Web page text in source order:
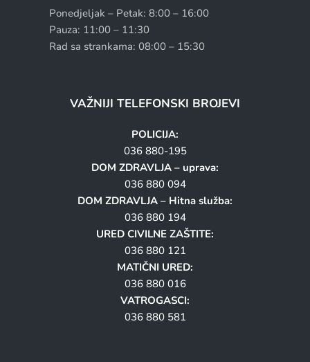
Ponedjeljak – Petak: 8:00 – 16:00
Pauza: 11:00 – 11:30
Rad sa strankama: 08:00 – 15:30
VAŽNIJI TELEFONSKI BROJEVI
POLICIJA:
036 880-195
DOM ZDRAVLJA – uprava:
036 880 094
DOM ZDRAVLJA – Hitna služba:
036 880 194
URED CIVILNE ZAŠTITE:
036 880 121
MATIČNI URED:
036 880 016
VATROGASCI:
036 880 581